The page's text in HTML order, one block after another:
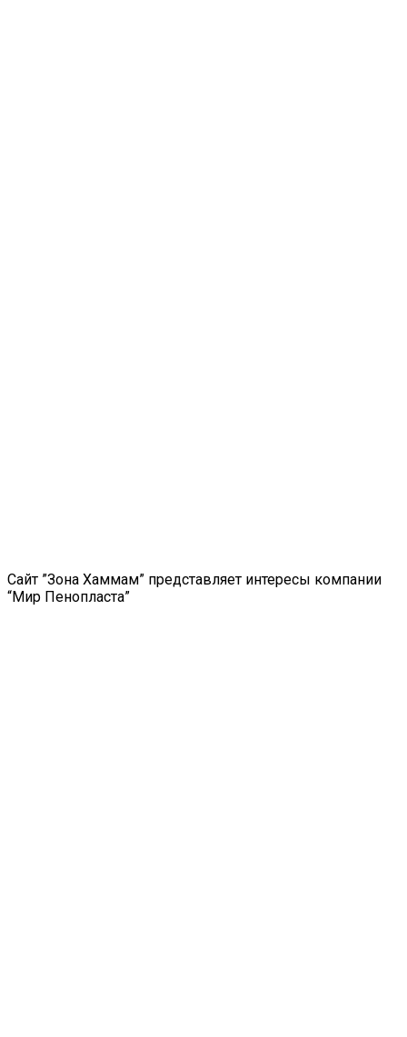
Сайт ”Зона Хаммам” представляет интересы компании
“Мир Пенопласта”